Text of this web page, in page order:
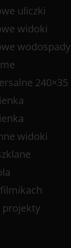
uliczki
widoki
wodospady
240×35
widoki
projekty